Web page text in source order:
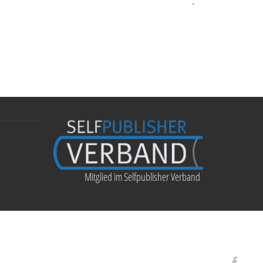
*
Mitglied im Selfpublisher Verband